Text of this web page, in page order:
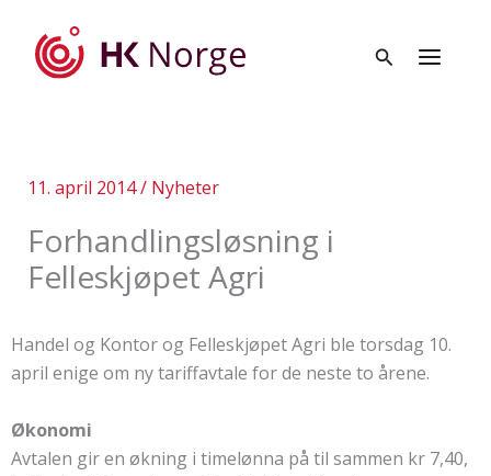
11. april 2014/ Nyheter
Forhandlingsløsning i
Felleskjøpet Agri
Handel og Kontor og Felleskjøpet Agri ble torsdag 10.
april enige om ny tariffavtale for de neste to årene.
Økonomi
Avtalen gir en økning i timelønna på til sammen kr 7,40,